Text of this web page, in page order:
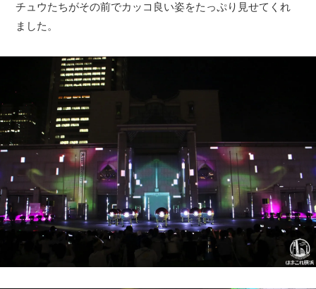
チュウたちがその前でカッコ良い姿をたっぷり見せてくれ
ました。